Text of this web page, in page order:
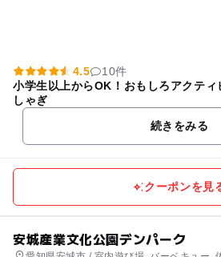
4.5
10件
小学生以上からOK！おもしろアクテ
しゃぎ
続きをみる
クーポンを見
安城産業文化公園デンパーク